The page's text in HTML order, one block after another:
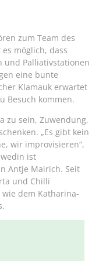
zum Team des
möglich, dass
und Palliativstationen
eine bunte
Klamauk erwartet
Besuch kommen.
zu sein, Zuwendung,
„Es gibt kein
wir improvisieren“,
ist
Antje Mairich. Seit
und Chilli
dem Katharina-